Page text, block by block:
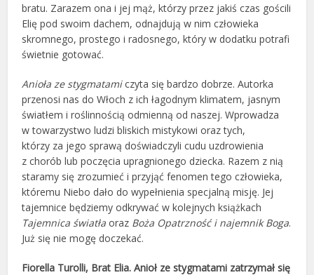
bratu. Zarazem ona i jej mąż, którzy przez jakiś czas gościli
Elię pod swoim dachem, odnajdują w nim człowieka
skromnego, prostego i radosnego, który w dodatku potrafi
świetnie gotować.
Anioła ze stygmatamiczyta się bardzo dobrze. Autorka
przenosi nas do Włoch z ich łagodnym klimatem, jasnym
światłem i roślinnością odmienną od naszej. Wprowadza
w towarzystwo ludzi bliskich mistykowi oraz tych,
którzy za jego sprawą doświadczyli cudu uzdrowienia
z chorób lub poczęcia upragnionego dziecka. Razem z nią
staramy się zrozumieć i przyjąć fenomen tego człowieka,
któremu Niebo dało do wypełnienia specjalną misję. Jej
tajemnice będziemy odkrywać w kolejnych książkach
Tajemnica światła oraz Boża Opatrzność i najemnik Boga.
Już się nie mogę doczekać.
Fiorella Turolli, Brat Elia. Anioł ze stygmatami zatrzymał się